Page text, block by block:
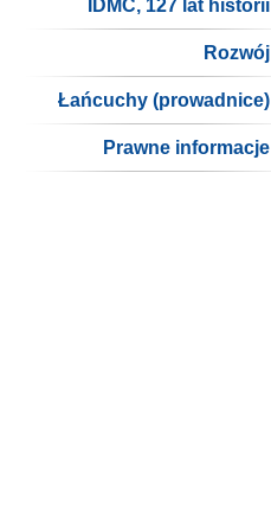
IDMC, 127 lat historii
Rozwój
Łańcuchy (prowadnice)
Prawne informacje